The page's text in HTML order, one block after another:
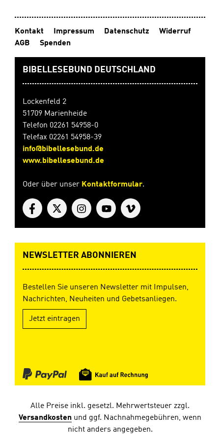
Kontakt Impressum Datenschutz
Widerruf
AGB
Spenden
BIBELLESEBUND DEUTSCHLAND
Lockenfeld 2
51709 Marienheide
Telefon 02261 54958-0
Telefax 02261 54958-39
info@bibellesebund.de
www.bibellesebund.de
Oder über unser Kontaktformular.
NEWSLETTER ABONNIEREN
Bestellen Sie unseren Newsletter mit Impulsen,
Nachrichten, Neuheiten und Gebetsanliegen.
Jetzt eintragen
Alle Preise inkl. gesetzl. Mehrwertsteuer zzgl.
Versandkosten und ggf. Nachnahmegebühren, wenn
nicht anders angegeben.